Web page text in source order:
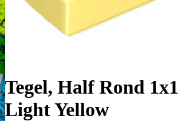
Tegel, Half Rond
Light Yellow